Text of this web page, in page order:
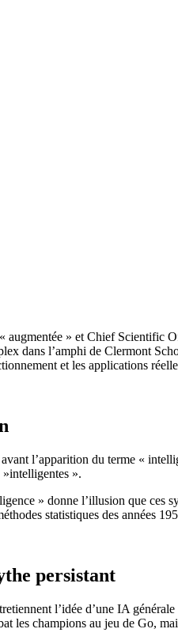
» et Chief Scientific
dans l’amphi de Clermont
et les applications
l’apparition du terme «
»intelligentes ».
» donne l’illusion que ces
statistiques des années
persistant
l’idée d’une IA
les champions au jeu de Go,